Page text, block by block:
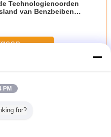
Technologienoorden
van Benzbeiben
PM
for?